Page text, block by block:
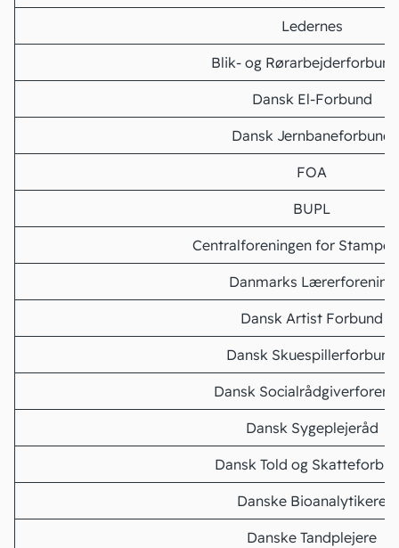
Ledernes
Blik- og
Dansk El-Forbund
Dansk Jernbaneforbund
FOA
BUPL
Centralforeningen for
Danmarks Lærerforening
Dansk Artist Forbund
Dansk Skuespillerforbund
Dansk
Dansk Sygeplejeråd
Dansk Told og
Danske Bioanalytikere
Danske Tandplejere